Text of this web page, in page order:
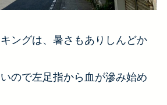
ングは、暑さもありしんどか
ので左足指から血が滲み始め